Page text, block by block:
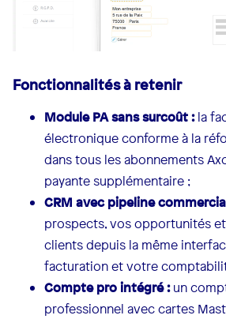
Fonctionnalités à retenir
Module PA sans surcoût :la
électronique conforme à la
dans tous les abonnements
payante supplémentaire ;
CRM avec pipeline
prospects, vos opportunités
clients depuis la même
facturation et votre
Compte pro intégré :un
professionnel avec cartes